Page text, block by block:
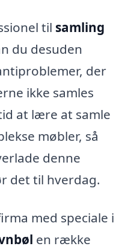
til samling
du desuden
der
ikke samles
at lære at samle
møbler, så
denne
det til hverdag.
med speciale i
en række